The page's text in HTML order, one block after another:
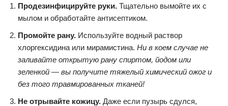
Продезинфицируйте руки. Тщательно вымойте их с
мылом и обработайте антисептиком.
Промойте рану. Используйте водный раствор
хлоргексидина или мирамистина. Ни в коем случае не
заливайте открытую рану спиртом, йодом или
зеленкой — вы получите тяжелый химический ожог и
без того травмированных тканей!
Не отрывайте кожицу. Даже если пузырь сдулся,